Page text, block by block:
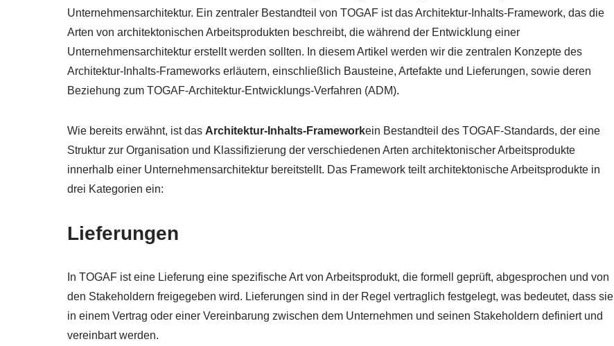
Unternehmensarchitektur. Ein zentraler Bestandteil von TOGAF ist das Architektur-Inhalts-Framework, das die
Arten von architektonischen Arbeitsprodukten beschreibt, die während der Entwicklung einer
Unternehmensarchitektur erstellt werden sollten. In diesem Artikel werden wir die zentralen Konzepte des
Architektur-Inhalts-Frameworks erläutern, einschließlich Bausteine, Artefakte und Lieferungen, sowie deren
Beziehung zum TOGAF-Architektur-Entwicklungs-Verfahren (ADM).
Wie bereits erwähnt, ist das Architektur-Inhalts-Frameworkein Bestandteil des TOGAF-Standards, der eine
Struktur zur Organisation und Klassifizierung der verschiedenen Arten architektonischer Arbeitsprodukte
innerhalb einer Unternehmensarchitektur bereitstellt. Das Framework teilt architektonische Arbeitsprodukte in
drei Kategorien ein:
Lieferungen
In TOGAF ist eine Lieferung eine spezifische Art von Arbeitsprodukt, die formell geprüft, abgesprochen und von
den Stakeholdern freigegeben wird. Lieferungen sind in der Regel vertraglich festgelegt, was bedeutet, dass sie
in einem Vertrag oder einer Vereinbarung zwischen dem Unternehmen und seinen Stakeholdern definiert und
vereinbart werden.